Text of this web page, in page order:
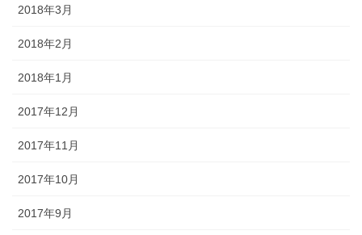
2018年3月
2018年2月
2018年1月
2017年12月
2017年11月
2017年10月
2017年9月